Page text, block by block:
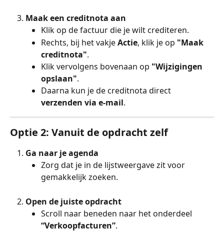
Maak een creditnota aan
Klik op de factuur die je wilt crediteren.
Rechts, bij het vakje Actie, klik je op "Maak
creditnota".
Klik vervolgens bovenaan op "Wijzigingen
opslaan".
Daarna kun je de creditnota direct
verzenden via e-mail.
Optie 2: Vanuit de opdracht zelf
Ga naar je agenda
Zorg dat je in de lijstweergave zit voor
gemakkelijk zoeken.
Open de juiste opdracht
Scroll naar beneden naar het onderdeel
“Verkoopfacturen”.